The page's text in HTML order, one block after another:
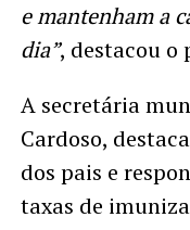
e mantenham a
dia”, destacou o
A secretária
Cardoso,
dos pais e
taxas de